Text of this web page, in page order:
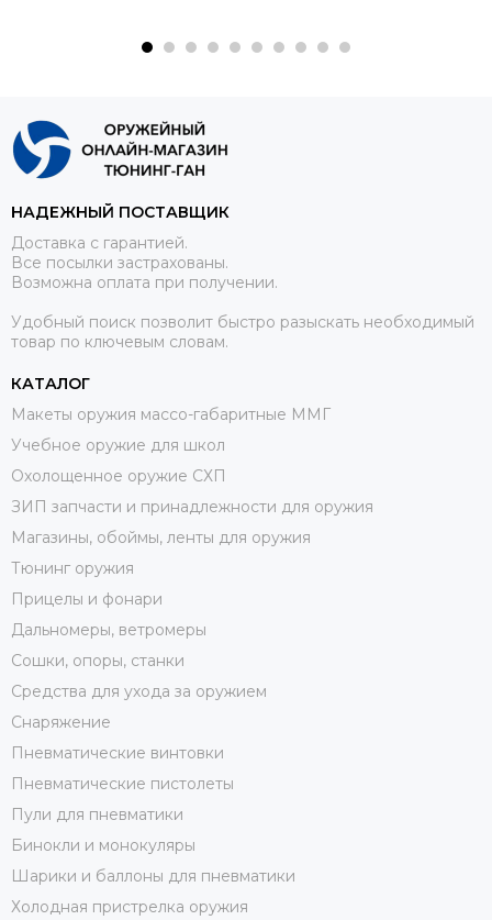
НАДЕЖНЫЙ ПОСТАВЩИК
Доставка с гарантией.
Все посылки застрахованы.
Возможна оплата при получении.
Удобный поиск позволит быстро разыскать необходимый
товар по ключевым словам.
КАТАЛОГ
Макеты оружия массо-габаритные ММГ
Учебное оружие для школ
Охолощенное оружие СХП
ЗИП запчасти и принадлежности для оружия
Магазины, обоймы, ленты для оружия
Тюнинг оружия
Прицелы и фонари
Дальномеры, ветромеры
Сошки, опоры, станки
Средства для ухода за оружием
Снаряжение
Пневматические винтовки
Пневматические пистолеты
Пули для пневматики
Бинокли и монокуляры
Шарики и баллоны для пневматики
Холодная пристрелка оружия